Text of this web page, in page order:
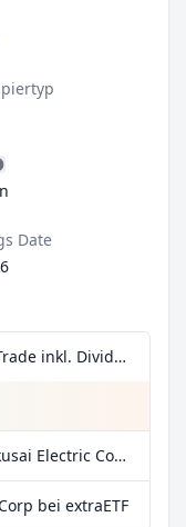
Date
Kokusai Electric Corp für 0,99€/Trade inkl. Dividend Reinvestment Plan
Mehr Fundamentaldaten zu Kokusai Electric Corp bei Parqet
bei extraETF